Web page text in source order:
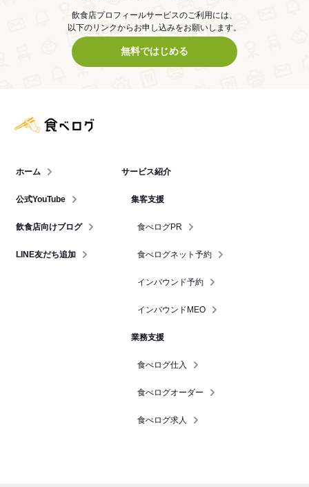
飲食店プロフィールサービスのご利用には、
以下のリンクからお申し込みをお願いします。
無料ではじめる
ホーム
公式YouTube
飲食店向けブログ
LINE友だち追加
サービス紹介
集客支援
食べログPR
食べログネット予約
インバウンド予約
インバウンドMEO
業務支援
食べログ仕入
食べログオーダー
食べログ求人